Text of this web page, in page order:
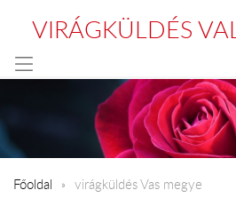
VIRÁGKÜLDÉS
Főoldal virágküldés Vas megye